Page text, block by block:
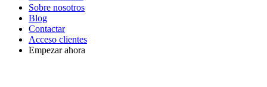
Sobre nosotros
Blog
Contactar
Acceso clientes
Empezar ahora